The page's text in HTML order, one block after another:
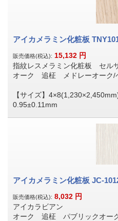
アイカメラミン化粧板
販売価格(税込): 15,132 円
指紋レスメラミン化粧板 セル
オーク 追柾 メドレーオーク/
【サイズ】
0.95±0.11mm
アイカメラミン化粧板 JC-
販売価格(税込): 8,032 円
アイカラビアン
オーク 追柾 パブリックオー